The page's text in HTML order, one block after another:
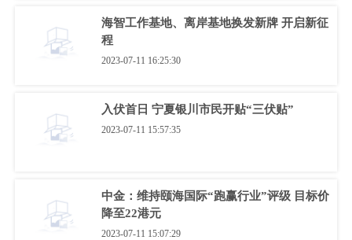
海智工作基地、离岸基地换发新牌 开启新征
程
2023-07-11 16:25:30
入伏首日 宁夏银川市民开贴“三伏贴”
2023-07-11 15:57:35
中金：维持颐海国际“跑赢行业”评级 目标价
降至22港元
2023-07-11 15:07:29